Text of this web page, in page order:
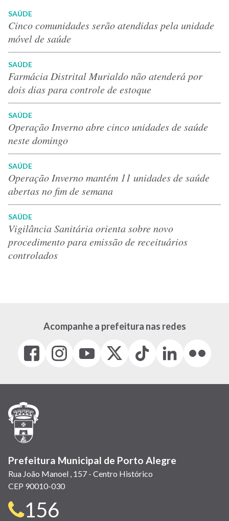
SAÚDE
Cinco comunidades serão atendidas pela unidade
móvel de saúde
SAÚDE
Farmácia Distrital Murialdo não atenderá por
dois dias para controle de estoque
SAÚDE
Operação Inverno abre cinco unidades de saúde
neste domingo
SAÚDE
Operação Inverno mantém 11 unidades de saúde
abertas no fim de semana
SAÚDE
Vigilância Sanitária orienta sobre novo
procedimento para emissão de receituários
controlados
Acompanhe a prefeitura nas redes
Facebook
(link
em
janela)
Instagram
(link
em
(link
em
(Antigo
(link
Tiktok
(link
em
LinkedIn
(link
em
(link
em
Prefeitura Municipal de Porto Alegre
Rua João Manoel , 157 - Centro Histórico
CEP 90010-030
Telefone
156